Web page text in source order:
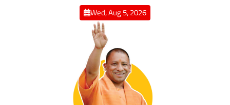
Wed, Aug 5, 2026